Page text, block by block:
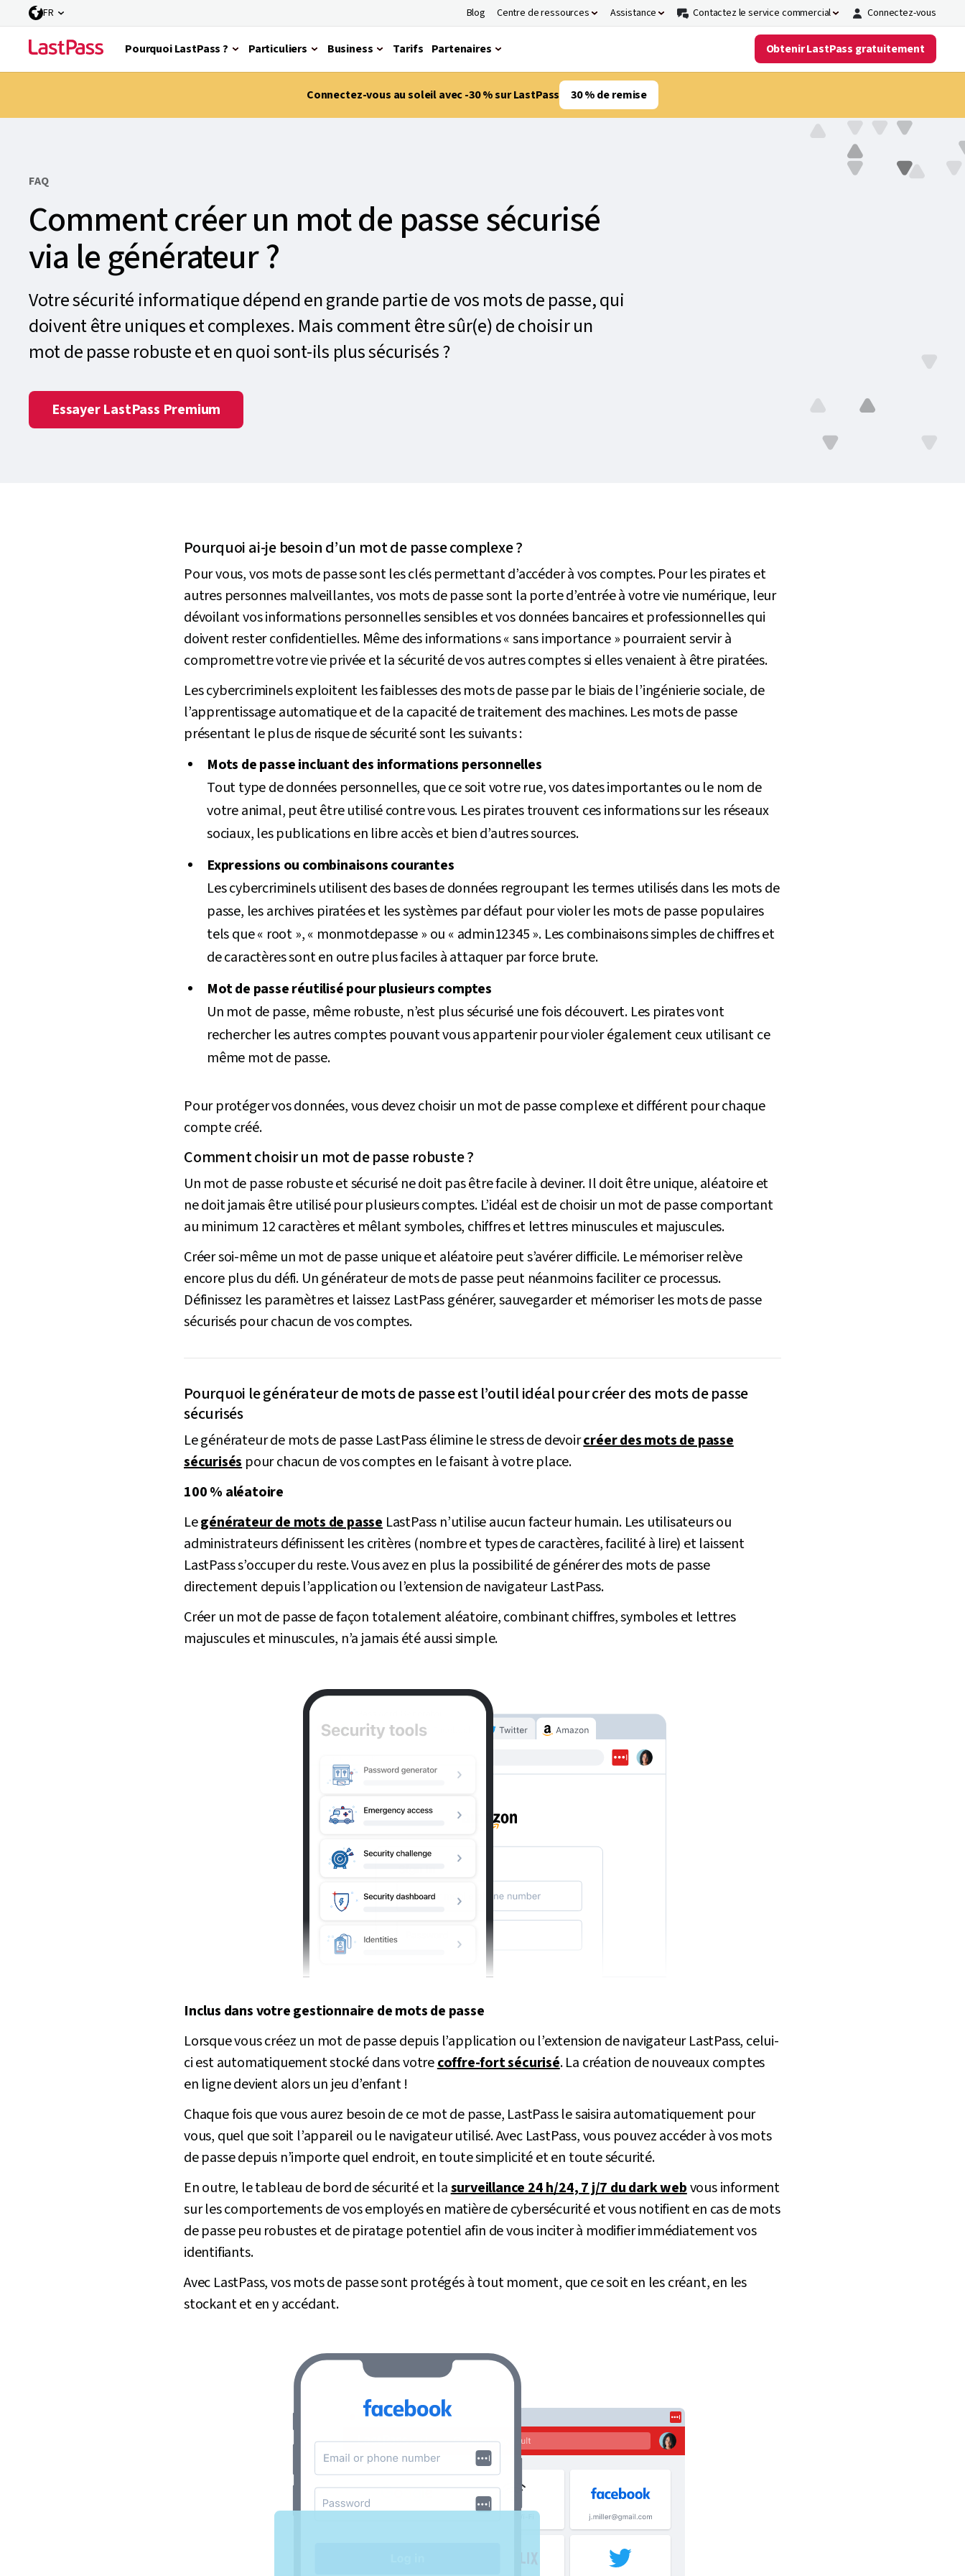
FR Blog Centre de ressources Assistance Contactez le service commercial Connectez-vous
Pourquoi LastPass ? Particuliers Business Tarifs Partenaires Obtenir LastPass gratuitement
Connectez-vous au soleil avec -30 % sur LastPass 30 % de remise
FAQ
Comment créer un mot de passe sécurisé
via le générateur ?
Votre sécurité informatique dépend en grande partie de vos mots de passe, qui
doivent être uniques et complexes. Mais comment être sûr(e) de choisir un
mot de passe robuste et en quoi sont-ils plus sécurisés ?
Essayer LastPass Premium
Pourquoi ai-je besoin d’un mot de passe complexe ?
Pour vous, vos mots de passe sont les clés permettant d’accéder à vos comptes. Pour les pirates et
autres personnes malveillantes, vos mots de passe sont la porte d’entrée à votre vie numérique, leur
dévoilant vos informations personnelles sensibles et vos données bancaires et professionnelles qui
doivent rester confidentielles. Même des informations « sans importance » pourraient servir à
compromettre votre vie privée et la sécurité de vos autres comptes si elles venaient à être piratées.
Les cybercriminels exploitent les faiblesses des mots de passe par le biais de l’ingénierie sociale, de
l’apprentissage automatique et de la capacité de traitement des machines. Les mots de passe
présentant le plus de risque de sécurité sont les suivants :
Mots de passe incluant des informations personnelles
Tout type de données personnelles, que ce soit votre rue, vos dates importantes ou le nom de
votre animal, peut être utilisé contre vous. Les pirates trouvent ces informations sur les réseaux
sociaux, les publications en libre accès et bien d’autres sources.
Expressions ou combinaisons courantes
Les cybercriminels utilisent des bases de données regroupant les termes utilisés dans les mots de
passe, les archives piratées et les systèmes par défaut pour violer les mots de passe populaires
tels que « root », « monmotdepasse » ou « admin12345 ». Les combinaisons simples de chiffres et
de caractères sont en outre plus faciles à attaquer par force brute.
Mot de passe réutilisé pour plusieurs comptes
Un mot de passe, même robuste, n’est plus sécurisé une fois découvert. Les pirates vont
rechercher les autres comptes pouvant vous appartenir pour violer également ceux utilisant ce
même mot de passe.
Pour protéger vos données, vous devez choisir un mot de passe complexe et différent pour chaque
compte créé.
Comment choisir un mot de passe robuste ?
Un mot de passe robuste et sécurisé ne doit pas être facile à deviner. Il doit être unique, aléatoire et
ne doit jamais être utilisé pour plusieurs comptes. L’idéal est de choisir un mot de passe comportant
au minimum 12 caractères et mêlant symboles, chiffres et lettres minuscules et majuscules.
Créer soi-même un mot de passe unique et aléatoire peut s’avérer difficile. Le mémoriser relève
encore plus du défi. Un générateur de mots de passe peut néanmoins faciliter ce processus.
Définissez les paramètres et laissez LastPass générer, sauvegarder et mémoriser les mots de passe
sécurisés pour chacun de vos comptes.
Pourquoi le générateur de mots de passe est l’outil idéal pour créer des mots de passe
sécurisés
Le générateur de mots de passe LastPass élimine le stress de devoircréer des mots de passe
sécuriséspour chacun de vos comptes en le faisant à votre place.
100 % aléatoire
Legénérateur de mots de passe LastPass n’utilise aucun facteur humain. Les utilisateurs ou
administrateurs définissent les critères (nombre et types de caractères, facilité à lire) et laissent
LastPass s’occuper du reste. Vous avez en plus la possibilité de générer des mots de passe
directement depuis l’application ou l’extension de navigateur LastPass.
Créer un mot de passe de façon totalement aléatoire, combinant chiffres, symboles et lettres
majuscules et minuscules, n’a jamais été aussi simple.
Inclus dans votre gestionnaire de mots de passe
Lorsque vous créez un mot de passe depuis l’application ou l’extension de navigateur LastPass, celui-
ci est automatiquement stocké dans votrecoffre-fort sécurisé. La création de nouveaux comptes
en ligne devient alors un jeu d’enfant !
Chaque fois que vous aurez besoin de ce mot de passe, LastPass le saisira automatiquement pour
vous, quel que soit l’appareil ou le navigateur utilisé. Avec LastPass, vous pouvez accéder à vos mots
de passe depuis n’importe quel endroit, en toute simplicité et en toute sécurité.
En outre, le tableau de bord de sécurité et lasurveillance 24 h/24, 7 j/7 du dark webvous informent
sur les comportements de vos employés en matière de cybersécurité et vous notifient en cas de mots
de passe peu robustes et de piratage potentiel afin de vous inciter à modifier immédiatement vos
identifiants.
Avec LastPass, vos mots de passe sont protégés à tout moment, que ce soit en les créant, en les
stockant et en y accédant.